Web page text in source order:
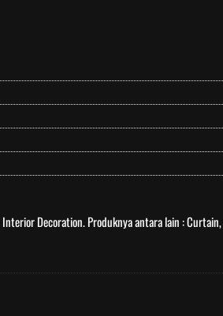
Decoration. Produknya antara lain :